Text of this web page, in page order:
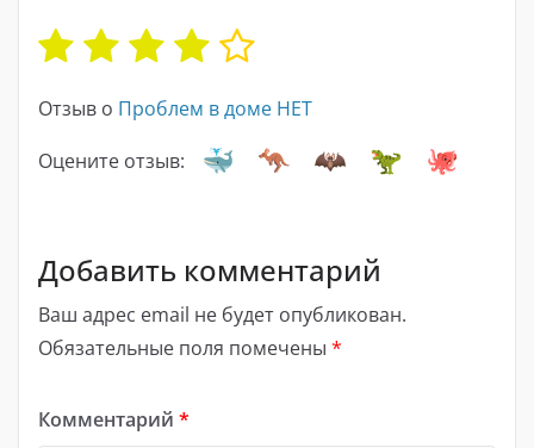
Отзыв о Проблем в доме НЕТ
Оцените отзыв:
Добавить комментарий
Ваш адрес email не будет опубликован.
Обязательные поля помечены *
Комментарий *